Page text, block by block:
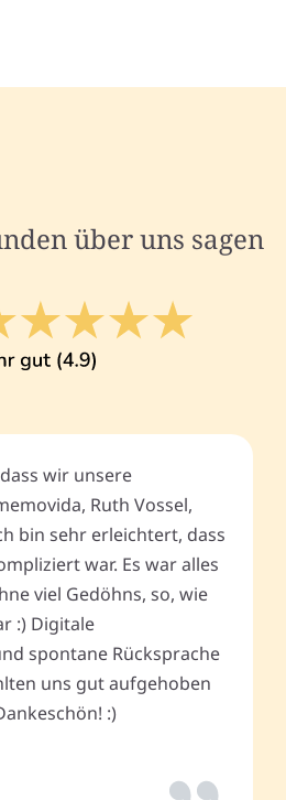
über uns sagen
wir unsere
Ruth Vossel,
bin sehr erleichtert, dass
war. Es war alles
viel Gedöhns, so, wie
:) Digitale
spontane Rücksprache
uns gut aufgehoben
:)